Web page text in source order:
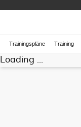
Trainingspläne Training
Loading ...